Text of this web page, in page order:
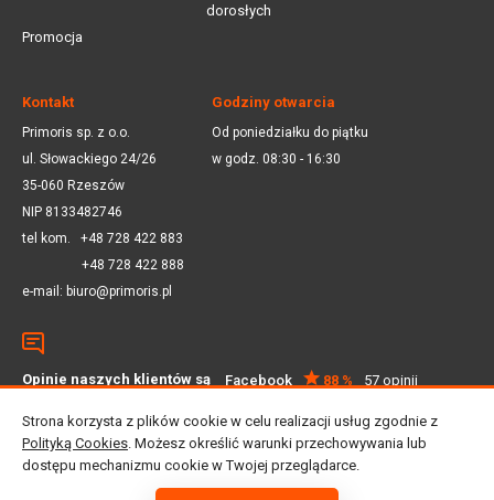
dorosłych
Promocja
Kontakt
Primoris sp. z o.o.
ul. Słowackiego 24/26
35-060 Rzeszów
NIP 8133482746
tel kom. +48 728 422 883
+48 728 422 888
e-mail: biuro@primoris.pl
Godziny otwarcia
Od poniedziałku do piątku
w godz. 08:30 - 16:30
Opinie naszych klientów są
Facebook 88 %
57 opinii
© 2025 Primoris Sp. z o.o. Wszystkie prawa zastrzeżone
Strona korzysta z plików cookie w celu realizacji usług zgodnie z
Polityką Cookies. Możesz określić warunki przechowywania lub
dostępu mechanizmu cookie w Twojej przeglądarce.